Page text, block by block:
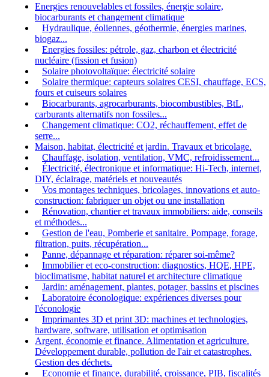
Energies renouvelables et fossiles, énergie solaire,
biocarburants et changement climatique
Hydraulique, éoliennes, géothermie, énergies marines,
biogaz...
Energies fossiles: pétrole, gaz, charbon et électricité
nucléaire (fission et fusion)
Solaire photovoltaïque: électricité solaire
Solaire thermique: capteurs solaires CESI, chauffage, ECS,
fours et cuiseurs solaires
Biocarburants, agrocarburants, biocombustibles, BtL,
carburants alternatifs non fossiles...
Changement climatique: CO2, réchauffement, effet de
serre...
Maison, habitat, électricité et jardin. Travaux et bricolage.
Chauffage, isolation, ventilation, VMC, refroidissement...
Électricité, électronique et informatique: Hi-Tech, internet,
DIY, éclairage, matériels et nouveautés
Vos montages techniques, bricolages, innovations et auto-
construction: fabriquer un objet ou une installation
Rénovation, chantier et travaux immobiliers: aide, conseils
et méthodes...
Gestion de l'eau, Pomberie et sanitaire. Pompage, forage,
filtration, puits, récupération...
Panne, dépannage et réparation: réparer soi-même?
Immobilier et eco-construction: diagnostics, HQE, HPE,
bioclimatisme, habitat naturel et architecture climatique
Jardin: aménagement, plantes, potager, bassins et piscines
Laboratoire éconologique: expériences diverses pour
l'éconologie
Imprimantes 3D et print 3D: machines et technologies,
hardware, software, utilisation et optimisation
Argent, économie et finance. Alimentation et agriculture.
Développement durable, pollution de l'air et catastrophes.
Gestion des déchets.
Economie et finance, durabilité, croissance, PIB, fiscalités